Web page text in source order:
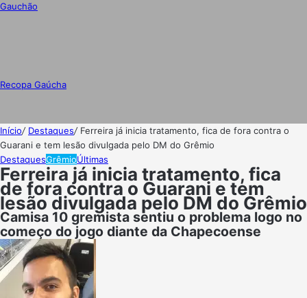
Gauchão
Recopa Gaúcha
Início/ Destaques/ Ferreira já inicia tratamento, fica de fora contra o
Guarani e tem lesão divulgada pelo DM do Grêmio
DestaquesGrêmioÚltimas
Ferreira já inicia tratamento, fica
de fora contra o Guarani e tem
lesão divulgada pelo DM do Grêmio
Camisa 10 gremista sentiu o problema logo no
começo do jogo diante da Chapecoense